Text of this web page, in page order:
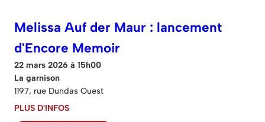
Melissa Auf der Maur : lancement
d'Encore Memoir
22 mars 2026 à 15h00
La garnison
1197, rue Dundas Ouest
PLUS D'INFOS